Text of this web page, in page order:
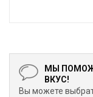
МЫ
ВКУС!
Вы можете